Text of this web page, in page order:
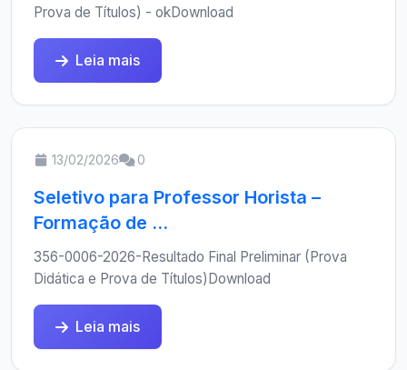
Prova de Títulos) - okDownload
Leia mais
13/02/2026 0
Seletivo para Professor Horista –
Formação de ...
356-0006-2026-Resultado Final Preliminar (Prova
Didática e Prova de Títulos)Download
Leia mais